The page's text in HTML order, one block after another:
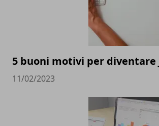
5 buoni motivi per diventare
11/02/2023